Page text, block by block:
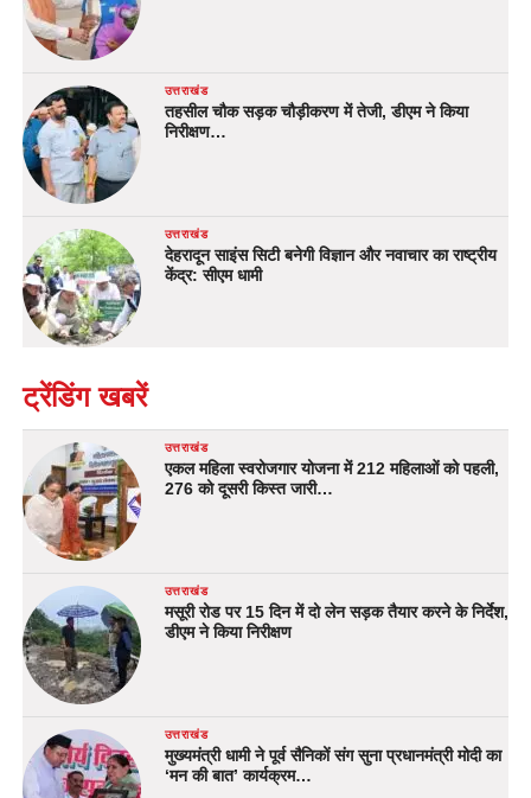
उत्तराखंड
तहसील चौक सड़क चौड़ीकरण में तेजी, डीएम ने किया
निरीक्षण…
उत्तराखंड
देहरादून साइंस सिटी बनेगी विज्ञान और नवाचार का राष्ट्रीय
केंद्र: सीएम धामी
ट्रेंडिंग खबरें
उत्तराखंड
एकल महिला स्वरोजगार योजना में 212 महिलाओं को पहली,
276 को दूसरी किस्त जारी…
उत्तराखंड
मसूरी रोड पर 15 दिन में दो लेन सड़क तैयार करने के निर्देश,
डीएम ने किया निरीक्षण
उत्तराखंड
मुख्यमंत्री धामी ने पूर्व सैनिकों संग सुना प्रधानमंत्री मोदी का
‘मन की बात’ कार्यक्रम…